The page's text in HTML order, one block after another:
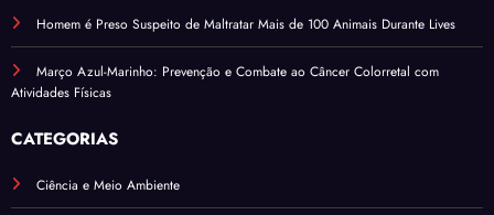
Homem é Preso Suspeito de Maltratar Mais de 100 Animais Durante Lives
Março Azul-Marinho: Prevenção e Combate ao Câncer Colorretal com
Atividades Físicas
CATEGORIAS
Ciência e Meio Ambiente